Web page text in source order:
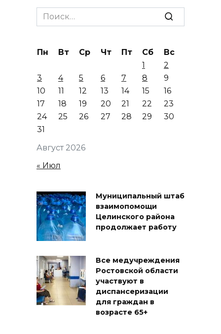
Search
for:
Август 2026
Пн Вт Ср Чт Пт Сб
Вс
1
2
3
4 5 6 7 8
9
10
11 12 13 14 15
16
17
18 19 20 21 22
23
24
25 26 27 28 29
30
31
« Июл
Муниципальный штаб
взаимопомощи
Целинского района
продолжает работу
Все медучреждения
Ростовской области
участвуют в
диспансеризации
для граждан в
возрасте 65+